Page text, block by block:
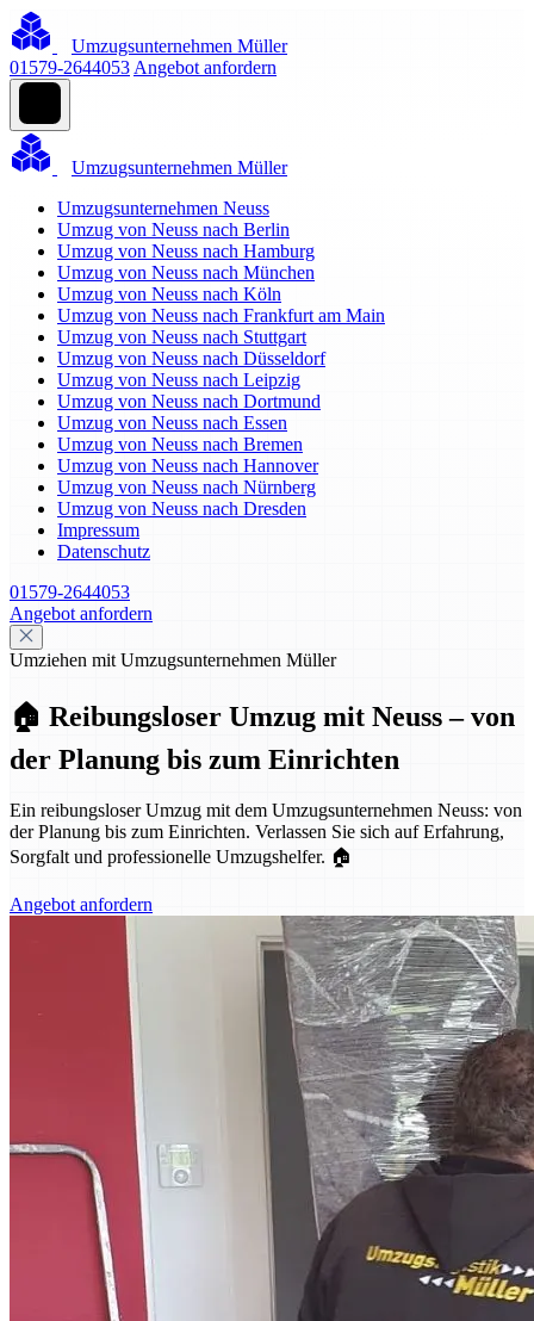
Umzugsunternehmen Müller
01579-2644053 Angebot anfordern
Umzugsunternehmen Müller
Umzugsunternehmen Neuss
Umzug von Neuss nach Berlin
Umzug von Neuss nach Hamburg
Umzug von Neuss nach München
Umzug von Neuss nach Köln
Umzug von Neuss nach Frankfurt am Main
Umzug von Neuss nach Stuttgart
Umzug von Neuss nach Düsseldorf
Umzug von Neuss nach Leipzig
Umzug von Neuss nach Dortmund
Umzug von Neuss nach Essen
Umzug von Neuss nach Bremen
Umzug von Neuss nach Hannover
Umzug von Neuss nach Nürnberg
Umzug von Neuss nach Dresden
Impressum
Datenschutz
01579-2644053
Angebot anfordern
Umziehen mit Umzugsunternehmen Müller
🏠 Reibungsloser Umzug mit Neuss – von
der Planung bis zum Einrichten
Ein reibungsloser Umzug mit dem Umzugsunternehmen Neuss: von
der Planung bis zum Einrichten. Verlassen Sie sich auf Erfahrung,
Sorgfalt und professionelle Umzugshelfer. 🏠
Angebot anfordern